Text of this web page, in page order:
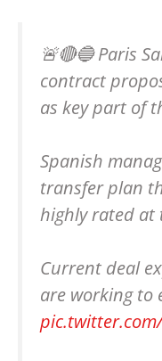
🚨🔴🔵 Paris
contract
as key part of
Spanish
transfer plan
highly rated at
Current deal
are working to